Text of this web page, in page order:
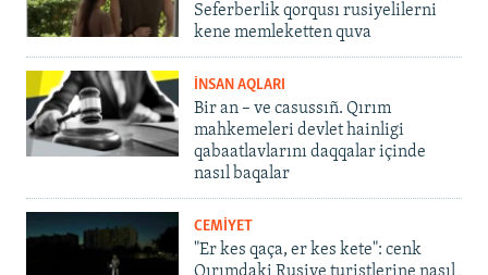
Seferberlik qorqusı rusiyelilerni
kene memleketten quva
İNSAN AQLARI
Bir an – ve casussıñ. Qırım
mahkemeleri devlet hainligi
qabaatlavlarını daqqalar içinde
nasıl baqalar
CEMİYET
"Er kes qaça, er kes kete": cenk